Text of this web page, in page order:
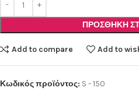
ΠΡΟΣΘΉΚΗ
Add to compare Add to
Κωδικός προϊόντος: S - 150